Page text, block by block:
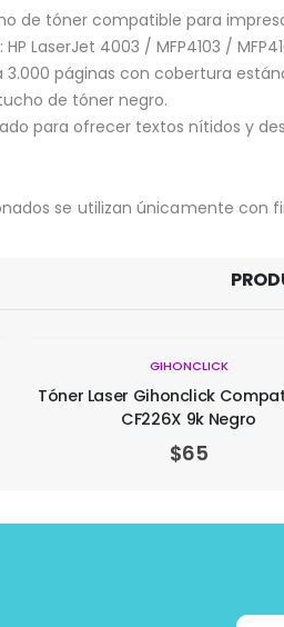
de tóner compatible para
LaserJet 4003 / MFP4103 /
páginas con cobertura
de tóner negro.
para ofrecer textos nítidos y
se utilizan únicamente con
GIHONCLICK
Tóner Laser Gihonclick
1105A / 135A Sin Chip Negro
$57